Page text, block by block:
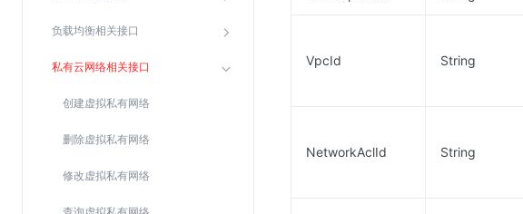
负载均衡相关接口
私有云网络相关接口
创建虚拟私有网络
删除虚拟私有网络
修改虚拟私有网络
SSL证书管理
云安全中心
合规性
资质认证
VpcId String
NetworkAclId String